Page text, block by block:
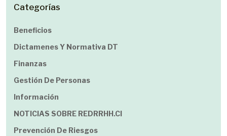
Categorías
Beneficios
Dictamenes Y Normativa DT
Finanzas
Gestión De Personas
Información
NOTICIAS SOBRE REDRRHH.cl
Prevención De Riesgos